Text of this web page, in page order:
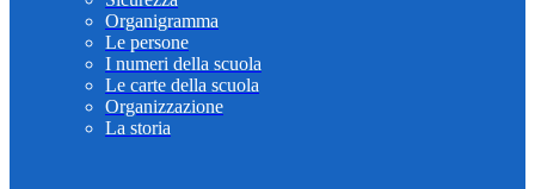
Organigramma
Le persone
I numeri della scuola
Le carte della scuola
Organizzazione
La storia